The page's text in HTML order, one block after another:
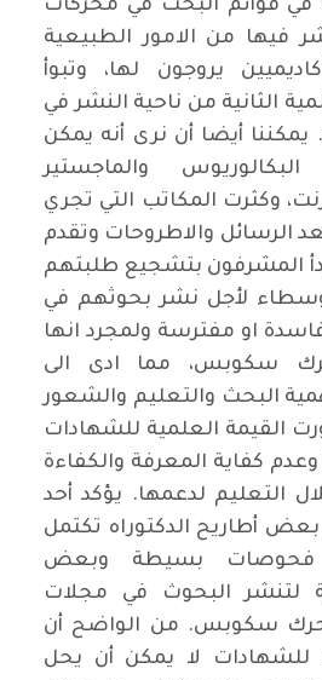
في قوائم البحث في محركات
فيها من الامور الطبيعية
يروجون لها، وتبوأ
الثانية من ناحية النشر في
أيضا أن نرى أنه يمكن
والماجستير
وكثرت المكاتب التي تجري
الرسائل والاطروحات وتقدم
المشرفون بتشجيع طلبتهم
لأجل نشر بحوثهم في
او مفترسة ولمجرد انها
سكوبس، مما ادى الى
البحث والتعليم والشعور
القيمة العلمية للشهادات
كفاية المعرفة والكفاءة
التعليم لدعمها. يؤكد أحد
أطاريح الدكتوراه تكتمل
فحوصات بسيطة وبعض
لتنشر البحوث في مجلات
سكوبس. من الواضح أن
للشهادات لا يمكن أن يحل